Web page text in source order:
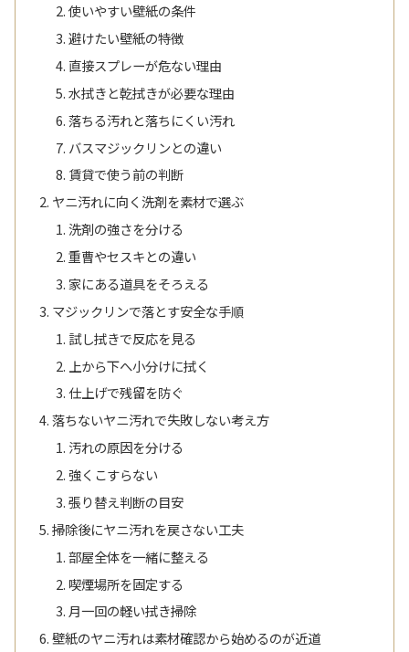
使いやすい壁紙の条件
避けたい壁紙の特徴
直接スプレーが危ない理由
水拭きと乾拭きが必要な理由
落ちる汚れと落ちにくい汚れ
バスマジックリンとの違い
賃貸で使う前の判断
ヤニ汚れに向く洗剤を素材で選ぶ
洗剤の強さを分ける
重曹やセスキとの違い
家にある道具をそろえる
マジックリンで落とす安全な手順
試し拭きで反応を見る
上から下へ小分けに拭く
仕上げで残留を防ぐ
落ちないヤニ汚れで失敗しない考え方
汚れの原因を分ける
強くこすらない
張り替え判断の目安
掃除後にヤニ汚れを戻さない工夫
部屋全体を一緒に整える
喫煙場所を固定する
月一回の軽い拭き掃除
壁紙のヤニ汚れは素材確認から始めるのが近道